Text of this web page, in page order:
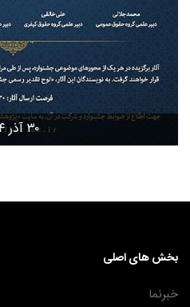
۳۰ آذر ۱۴۰۴
بخش های اصلی
خبرنما